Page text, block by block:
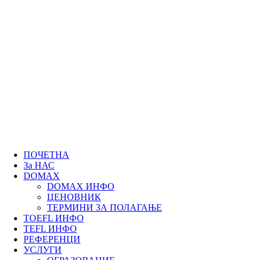
ПОЧЕТНА
За НАС
DOMAX
DOMAX ИНФО
ЦЕНОВНИК
ТЕРМИНИ ЗА ПОЛАГАЊЕ
TOEFL ИНФО
TEFL ИНФО
РЕФЕРЕНЦИ
УСЛУГИ